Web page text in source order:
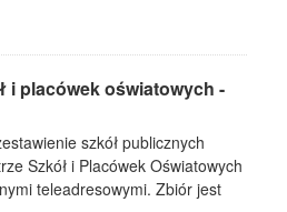
i placówek oświatowych -
szkół publicznych
Szkół i Placówek Oświatowych
teleadresowymi. Zbiór jest